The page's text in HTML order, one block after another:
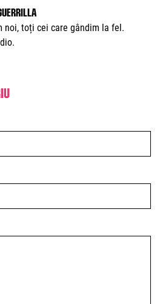
Guerrilla
noi, toți cei care gândim la fel.